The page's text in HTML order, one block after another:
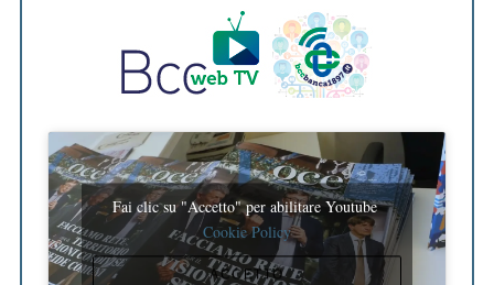
Fai clic su "Accetto" per abilitare Youtube
Cookie Policy
ACCETTO